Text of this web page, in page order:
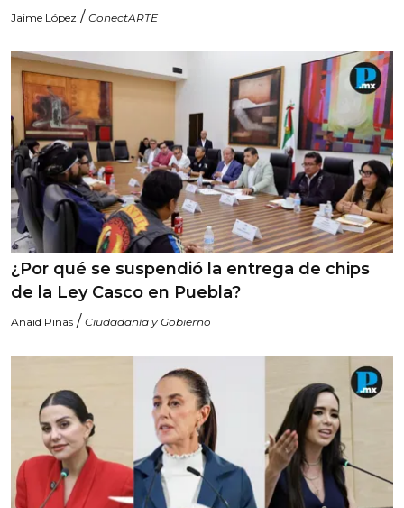
Jaime López / ConectARTE
¿Por qué se suspendió la entrega de chips
de la Ley Casco en Puebla?
Anaid Piñas / Ciudadanía y Gobierno